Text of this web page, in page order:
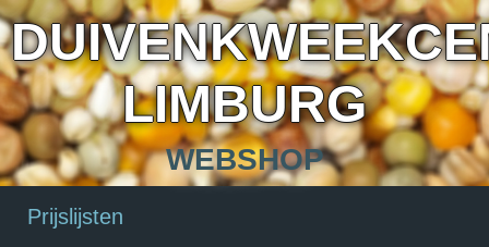
LIMBURG
WEBSHOP
Prijslijsten